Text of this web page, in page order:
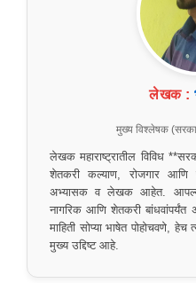
लेखक :
मुख्य विश्लेषक
लेखक महाराष्ट्रातील विविध
शेतकरी कल्याण, रोजगार आणि
अभ्यासक व लेखक आहेत. आपल्या
नागरिक आणि शेतकरी
माहिती सोप्या भाषेत पोहोचवणे, हेच
मुख्य उद्दिष्ट आहे.